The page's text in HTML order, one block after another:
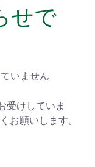
せで
いません
受けしていま
お願いします。